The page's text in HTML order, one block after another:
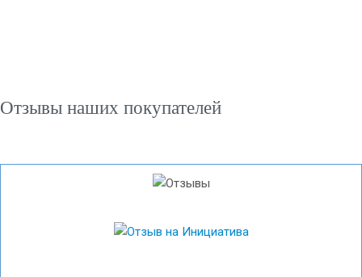
Отзывы наших покупателей